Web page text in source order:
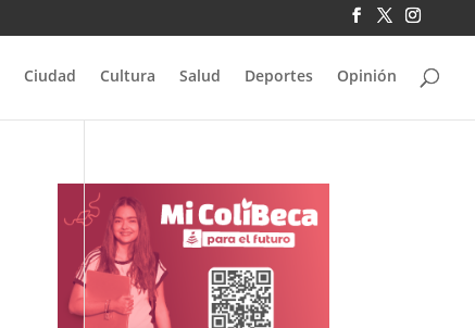
Ciudad Cultura Salud Deportes Opinión